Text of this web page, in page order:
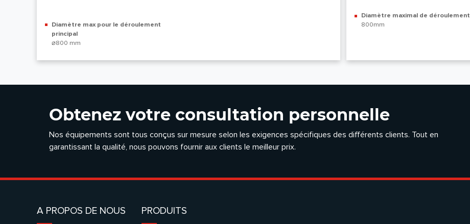
Diamètre max pour le déroulement
principal
⌀800 mm
Diamètre maximal de déroulement
800mm
Obtenez votre consultation personnelle
Nos équipements sont tous conçus sur mesure selon les exigences spécifiques des différents clients. Tout en
garantissant la qualité, nous pouvons fournir aux clients le meilleur prix.
A PROPOS DE NOUS PRODUITS